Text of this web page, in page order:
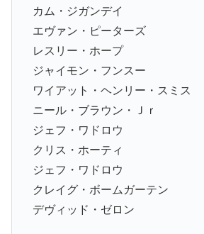
カム・ジガンデイ
エヴァン・ピーターズ
レスリー・ホープ
ジャイモン・フンスー
ワイアット・ヘンリー・スミス
ニール・ブラウン・Ｊｒ
ジェフ・ワドロウ
クリス・ホーティ
ジェフ・ワドロウ
クレイグ・ボームガーテン
デヴィッド・ゼロン